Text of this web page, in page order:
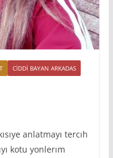
CIDDI BAYAN ARKADAS
anlatmayı tercıh
kotu yonlerım